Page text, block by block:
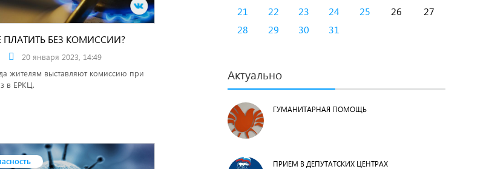
ПЛАТИТЬ БЕЗ КОМИССИИ?
20 января 2023, 14:49
жителям выставляют комиссию при
в ЕРКЦ.
21
22 23 24 25 26
27
28
29 30 31
Актуально
ГУМАНИТАРНАЯ ПОМОЩЬ
ПРИЕМ В ДЕПУТАТСКИХ ЦЕНТРАХ